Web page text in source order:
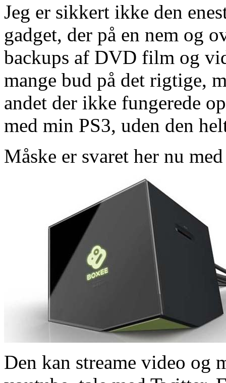
Jeg er sikkert ikke den
gadget, der på en nem og
backups af DVD film og
mange bud på det rigtige,
andet der ikke fungerede
med min PS3, uden den
Måske er svaret her nu
Den kan streame video og